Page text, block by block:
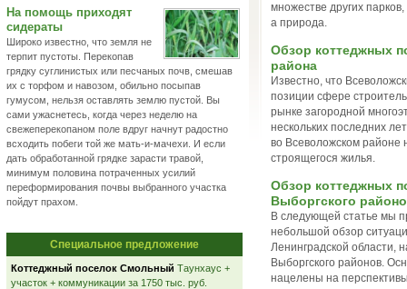
множестве других
а природа.
Обзор коттеджных
района
Известно, что
позиции сфере
рынке загородной
нескольких последних
во Всеволожском районе
строящегося жилья.
Обзор коттеджных
Выборгского
В следующей статье мы
небольшой обзор
Ленинградской области,
Выборгского районов.
нацелены на
На помощь приходят
сидераты
Широко известно, что земля не
терпит пустоты. Перекопав
грядку суглинистых или песчаных почв, смешав
их с торфом и навозом, обильно посыпав
гумусом, нельзя оставлять землю пустой. Вы
сами ужаснетесь, когда через неделю на
свежеперекопаном поле вдруг начнут радостно
всходить побеги той же мать-и-мачехи. И если
дать обработанной грядке зарасти травой,
минимум половина потраченных усилий
переформирования почвы выбранного участка
пойдут прахом.
Специальное предложение
Коттеджный поселок Смольный Таунхаус +
участок + коммуникации за 1750 тыс. руб.